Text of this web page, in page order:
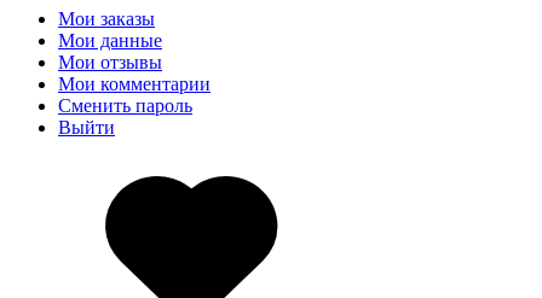
Мои заказы
Мои данные
Мои отзывы
Мои комментарии
Сменить пароль
Выйти